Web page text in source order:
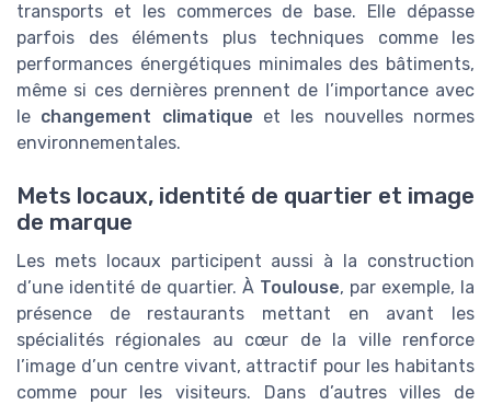
transports et les commerces de base. Elle dépasse
parfois des éléments plus techniques comme les
performances énergétiques minimales des bâtiments,
même si ces dernières prennent de l’importance avec
le changement climatique et les nouvelles normes
environnementales.
Mets locaux, identité de quartier et image
de marque
Les mets locaux participent aussi à la construction
d’une identité de quartier. À Toulouse, par exemple, la
présence de restaurants mettant en avant les
spécialités régionales au cœur de la ville renforce
l’image d’un centre vivant, attractif pour les habitants
comme pour les visiteurs. Dans d’autres villes de